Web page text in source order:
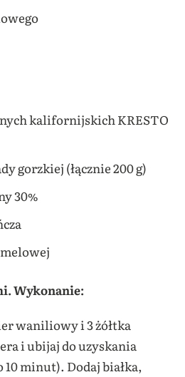
kalifornijskich KRESTO
gorzkiej (łącznie 200 g)
30%
Wykonanie:
waniliowy i 3 żółtka
i ubijaj do uzyskania
10 minut). Dodaj białka,